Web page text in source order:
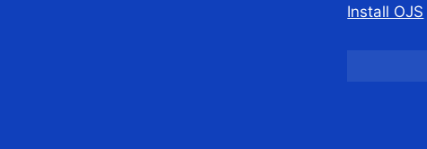
Install OJS